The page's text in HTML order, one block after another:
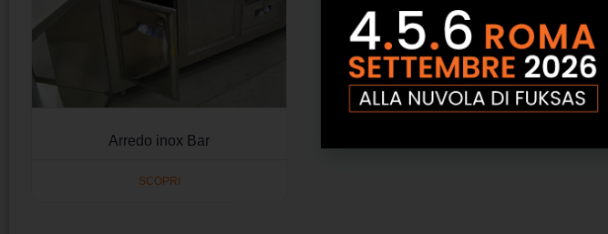
Arredo inox Bar
SCOPRI